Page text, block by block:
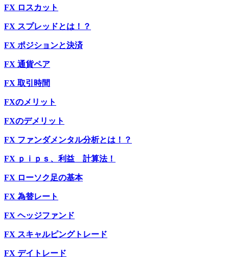
FX ロスカット
FX スプレッドとは！？
FX ポジションと決済
FX 通貨ペア
FX 取引時間
FXのメリット
FXのデメリット
FX ファンダメンタル分析とは！？
FX ｐｉｐｓ、利益 計算法！
FX ローソク足の基本
FX 為替レート
FX ヘッジファンド
FX スキャルピングトレード
FX デイトレード